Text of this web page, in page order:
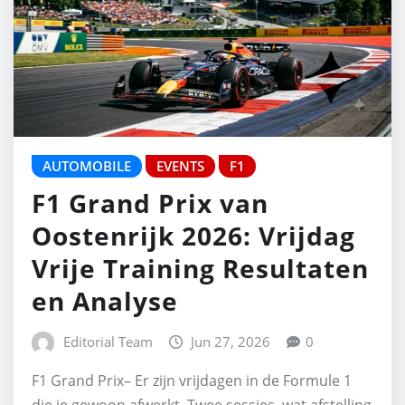
AUTOMOBILE EVENTS F1
F1 Grand Prix van
Oostenrijk 2026: Vrijdag
Vrije Training Resultaten
en Analyse
Editorial Team Jun 27, 2026 0
F1 Grand Prix– Er zijn vrijdagen in de Formule 1